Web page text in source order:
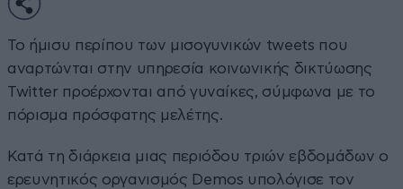
Το ήμισυ περίπου των μισογυνικών tweets που
αναρτώνται στην υπηρεσία κοινωνικής δικτύωσης
Twitter προέρχονται από γυναίκες, σύμφωνα με το
πόρισμα πρόσφατης μελέτης.
Κατά τη διάρκεια μιας περιόδου τριών εβδομάδων ο
ερευνητικός οργανισμός Demos υπολόγισε τον